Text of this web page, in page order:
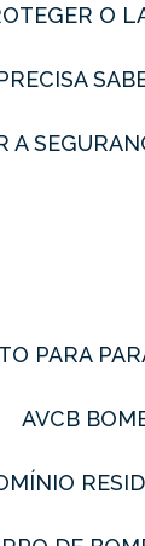
O
A
PARA
AVCB